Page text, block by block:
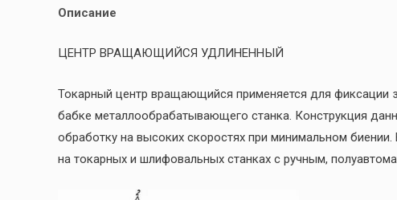
Описание
ЦЕНТР ВРАЩАЮЩИЙСЯ УДЛИНЕННЫЙ
Токарный центр вращающийся применяется для фиксации
бабке металлообрабатывающего станка. Конструкция
обработку на высоких скоростях при минимальном
на токарных и шлифовальных станках с ручным,